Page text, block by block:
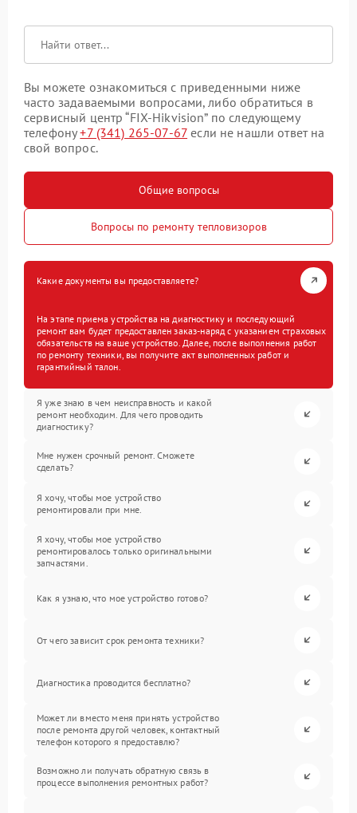
Вы можете ознакомиться с приведенными ниже
часто задаваемыми вопросами, либо обратиться в
сервисный центр “FIX-Hikvision” по следующему
телефону+7 (341) 265-07-67 если не нашли ответ на
свой вопрос.
Общие вопросы
Вопросы по ремонту тепловизоров
Какие документы вы предоставляете?
На этапе приема устройства на диагностику и последующий
ремонт вам будет предоставлен заказ-наряд с указанием страховых
обязательств на ваше устройство. Далее, после выполнения работ
по ремонту техники, вы получите акт выполненных работ и
гарантийный талон.
Я уже знаю в чем неисправность и какой
ремонт необходим. Для чего проводить
диагностику?
Мне нужен срочный ремонт. Сможете
сделать?
Я хочу, чтобы мое устройство
ремонтировали при мне.
Я хочу, чтобы мое устройство
ремонтировалось только оригинальными
запчастями.
Как я узнаю, что мое устройство готово?
От чего зависит срок ремонта техники?
Диагностика проводится бесплатно?
Может ли вместо меня принять устройство
после ремонта другой человек, контактный
телефон которого я предоставлю?
Возможно ли получать обратную связь в
процессе выполнения ремонтных работ?